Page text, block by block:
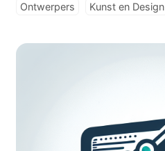
Ontwerpers Kunst en Design